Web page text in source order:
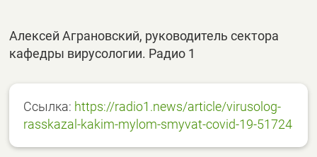
Алексей Аграновский, руководитель сектора
кафедры вирусологии. Радио 1
Ссылка: https://radio1.news/article/virusolog-
rasskazal-kakim-mylom-smyvat-covid-19-51724